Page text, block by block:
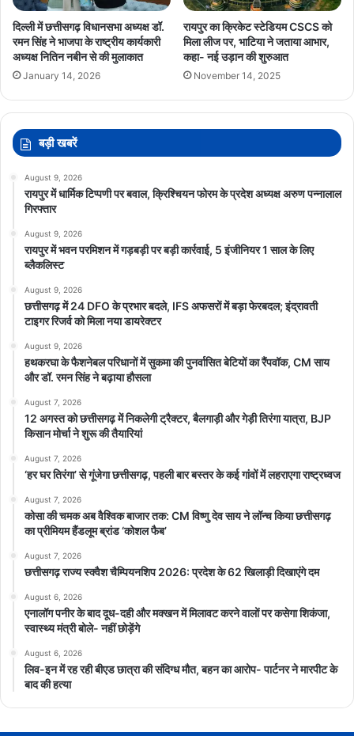
दिल्ली में छत्तीसगढ़ विधानसभा अध्यक्ष डॉ.
रमन सिंह ने भाजपा के राष्ट्रीय कार्यकारी
अध्यक्ष नितिन नबीन से की मुलाकात
January 14, 2026
रायपुर का क्रिकेट स्टेडियम CSCS को
मिला लीज पर, भाटिया ने जताया आभार,
कहा- नई उड़ान की शुरुआत
November 14, 2025
बड़ी खबरें
August 9, 2026
रायपुर में धार्मिक टिप्पणी पर बवाल, क्रिश्चियन फोरम के प्रदेश अध्यक्ष अरुण पन्नालाल
गिरफ्तार
August 9, 2026
रायपुर में भवन परमिशन में गड़बड़ी पर बड़ी कार्रवाई, 5 इंजीनियर 1 साल के लिए
ब्लैकलिस्ट
August 9, 2026
छत्तीसगढ़ में 24 DFO के प्रभार बदले, IFS अफसरों में बड़ा फेरबदल; इंद्रावती
टाइगर रिजर्व को मिला नया डायरेक्टर
August 9, 2026
हथकरघा के फैशनेबल परिधानों में सुकमा की पुनर्वासित बेटियों का रैंपवॉक, CM साय
और डॉ. रमन सिंह ने बढ़ाया हौसला
August 7, 2026
12 अगस्त को छत्तीसगढ़ में निकलेगी ट्रैक्टर, बैलगाड़ी और गेड़ी तिरंगा यात्रा, BJP
किसान मोर्चा ने शुरू की तैयारियां
August 7, 2026
‘हर घर तिरंगा’ से गूंजेगा छत्तीसगढ़, पहली बार बस्तर के कई गांवों में लहराएगा राष्ट्रध्वज
August 7, 2026
कोसा की चमक अब वैश्विक बाजार तक: CM विष्णु देव साय ने लॉन्च किया छत्तीसगढ़
का प्रीमियम हैंडलूम ब्रांड ‘कोशल फैब’
August 7, 2026
छत्तीसगढ़ राज्य स्क्वैश चैम्पियनशिप 2026: प्रदेश के 62 खिलाड़ी दिखाएंगे दम
August 6, 2026
एनालॉग पनीर के बाद दूध-दही और मक्खन में मिलावट करने वालों पर कसेगा शिकंजा,
स्वास्थ्य मंत्री बोले- नहीं छोड़ेंगे
August 6, 2026
लिव-इन में रह रही बीएड छात्रा की संदिग्ध मौत, बहन का आरोप- पार्टनर ने मारपीट के
बाद की हत्या